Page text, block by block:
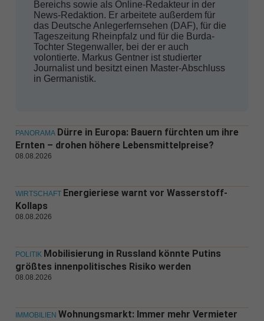
Bereichs sowie als Online-Redakteur in der
News-Redaktion. Er arbeitete außerdem für
das Deutsche Anlegerfernsehen (DAF), für die
Tageszeitung Rheinpfalz und für die Burda-
Tochter Stegenwaller, bei der er auch
volontierte. Markus Gentner ist studierter
Journalist und besitzt einen Master-Abschluss
in Germanistik.
PANORAMA Dürre in Europa: Bauern fürchten um ihre
Ernten – drohen höhere Lebensmittelpreise?
08.08.2026
WIRTSCHAFT Energieriese warnt vor Wasserstoff-
Kollaps
08.08.2026
POLITIK Mobilisierung in Russland könnte Putins
größtes innenpolitisches Risiko werden
08.08.2026
IMMOBILIEN Wohnungsmarkt: Immer mehr Vermieter